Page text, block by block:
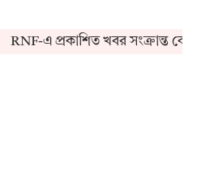
RNF-এ প্রকাশিত খবর সংক্রান্ত